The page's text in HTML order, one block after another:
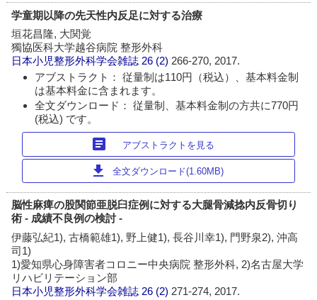
学童期以降の先天性内反足に対する治療
垣花昌隆, 大関覚
獨協医科大学越谷病院 整形外科
日本小児整形外科学会雑誌 26 (2) 266-270, 2017.
アブストラクト： 従量制は110円（税込）、基本料金制
は基本料金に含まれます。
全文ダウンロード： 従量制、基本料金制の方共に770円
(税込) です。
article アブストラクトを見る
download 全文ダウンロード(1.60MB)
脳性麻痺の股関節亜脱臼症例に対する大腿骨減捻内反骨切り
術 - 成績不良例の検討 -
伊藤弘紀1), 古橋範雄1), 野上健1), 長谷川幸1), 門野泉2), 沖高
司1)
1)愛知県心身障害者コロニー中央病院 整形外科, 2)名古屋大学
リハビリテーション部
日本小児整形外科学会雑誌 26 (2) 271-274, 2017.